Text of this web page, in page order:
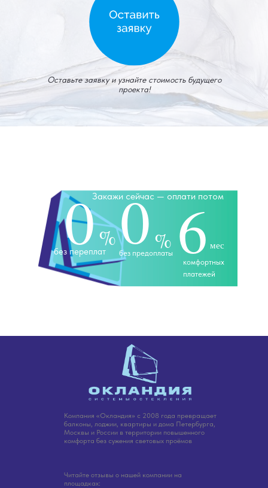
Оставьте заявку и узнайте стоимость будущего
проекта!
Закажи сейчас — оплати потом
0%0 % 6 мес
без переплат
без предоплаты
комфортных
платежей
Компания «Окландия» с 2008 года превращает
балконы, лоджии, квартиры и дома Петербурга,
Москвы и России в территории повышенного
комфорта без сужения световых проёмов
Читайте отзывы о нашей компании на
площадках: